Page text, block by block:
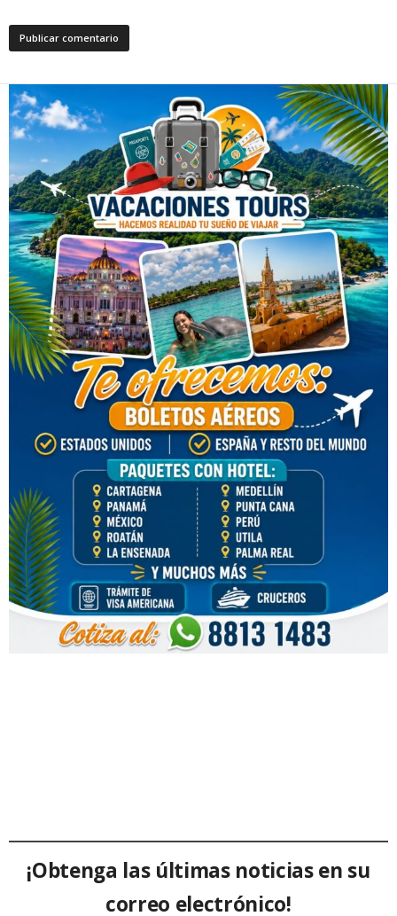
¡Obtenga las últimas noticias en su
correo electrónico!